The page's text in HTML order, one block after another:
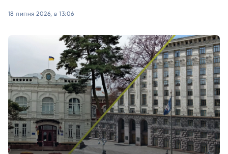
18 липня 2026, в 13:06